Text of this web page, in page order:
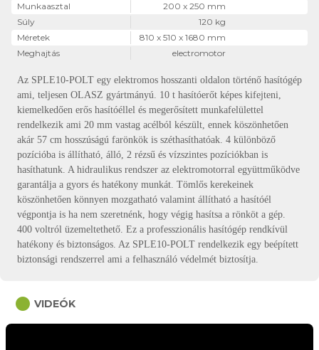
Munkaasztal
200 x 250 mm
Súly
120 kg
Méretek
810 x 510 x 1680 mm
Meghajtás
electromotor
Az SPLE10-POLT egy elektromos hosszanti oldalon történő hasítógép
ami, teljesen OLASZ gyártmányú. 10 t hasítóerőt képes kifejteni,
kiemelkedően erős hasítóéllel és megerősített munkafelülettel
rendelkezik ami 20 mm vastag acélból készült, ennek köszönhetően
akár 57 cm hosszúságú farönkök is széthasíthatóak. 4 különböző
pozícióba is állítható, álló, 2 rézsű és vízszintes pozíciókban is
hasíthatunk. A hidraulikus rendszer az elektromotorral együttműködve
garantálja a gyors és hatékony munkát. Tömlős kerekeinek
köszönhetően könnyen mozgatható valamint állítható a hasítóél
végpontja is ha nem szeretnénk, hogy végig hasítsa a rönköt a gép.
400 voltról üzemeltethető. Ez a professzionális hasítógép rendkívül
hatékony és biztonságos. Az SPLE10-POLT rendelkezik egy beépített
biztonsági rendszerrel ami a felhasználó védelmét biztosítja.
circle VIDEÓK